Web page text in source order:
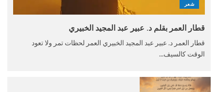
شعر
قطار العمر بقلم د. عبير عبد المجيد الخبيري
قطار العمر د. عبير عبد المجيد الخبيري العمر لحظات تمر ولا تعود
الوقت كالسيف...